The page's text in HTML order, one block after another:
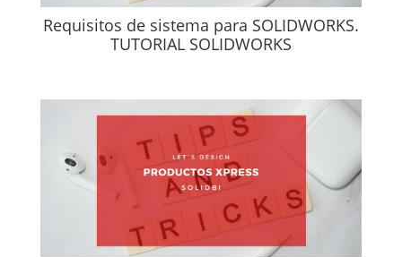
Requisitos de sistema para SOLIDWORKS.
TUTORIAL SOLIDWORKS